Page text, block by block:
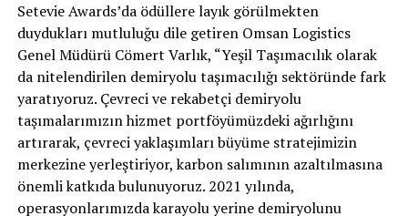
Setevie Awards’da ödüllere layık görülmekten
duydukları mutluluğu dile getiren Omsan Logistics
Genel Müdürü Cömert Varlık, “Yeşil Taşımacılık olarak
da nitelendirilen demiryolu taşımacılığı sektöründe fark
yaratıyoruz. Çevreci ve rekabetçi demiryolu
taşımalarımızın hizmet portföyümüzdeki ağırlığını
artırarak, çevreci yaklaşımları büyüme stratejimizin
merkezine yerleştiriyor, karbon salımının azaltılmasına
önemli katkıda bulunuyoruz. 2021 yılında,
operasyonlarımızda karayolu yerine demiryolunu